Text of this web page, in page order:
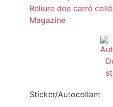
Reliure dos carré collé
Magazine
Sticker/Autocollant